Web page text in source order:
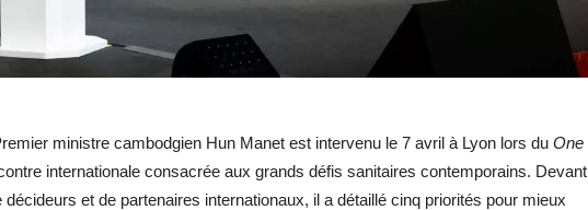
ministre cambodgien Hun Manet est intervenu le 7 avril à Lyon lors du One
internationale consacrée aux grands défis sanitaires contemporains. Devant
décideurs et de partenaires internationaux, il a détaillé cinq priorités pour mieux